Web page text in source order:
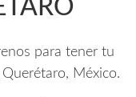
para tener tu
México.